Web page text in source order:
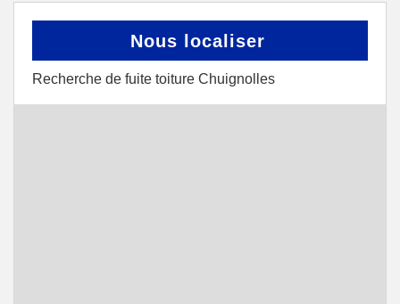
Nous localiser
Recherche de fuite toiture Chuignolles